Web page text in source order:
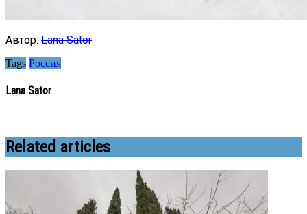
Автор: Lana Sator
Tags Россия
Lana Sator
Related articles